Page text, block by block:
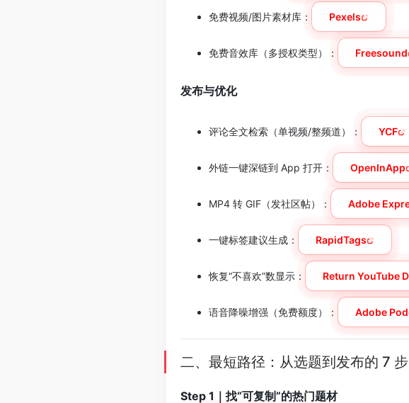
免费视频/图片素材库： Pexels
免费音效库（多授权类型）： Freesound
发布与优化
评论全文检索（单视频/整频道）： YCF
外链一键深链到 App 打开： OpenInApp
MP4 转 GIF（发社区帖）： Adobe
一键标签建议生成： RapidTags
恢复“不喜欢”数显示： Return YouTube
语音降噪增强（免费额度）： Adobe
二、最短路径：从选题到发布的 7
Step 1｜找“可复制”的热门题材